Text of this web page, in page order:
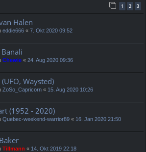
1 2 3
Halen
eddie666 « 7. Okt 2020 09:52
Banali
Chewie « 24. Aug 2020 09:36
(UFO, Waysted)
ZoSo_Capricorn « 15. Aug 2020 10:26
(1952 - 2020)
Quebec-weekend-warrior89 « 16. Jan 2020 21:50
Tillmann « 14. Okt 2019 22:18